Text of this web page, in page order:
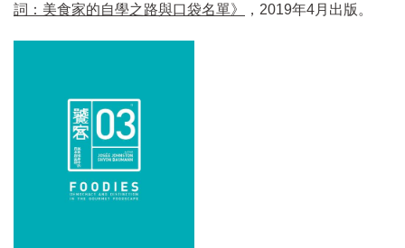
詞：美食家的自學之路與口袋名單》
，2019年4月出版。